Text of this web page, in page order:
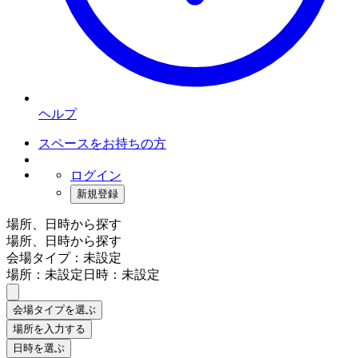
ヘルプ
スペースをお持ちの方
ログイン
新規登録
場所、日時から探す
場所、日時から探す
会場タイプ：未設定
場所：未設定日時：未設定
会場タイプを選ぶ
場所を入力する
日時を選ぶ